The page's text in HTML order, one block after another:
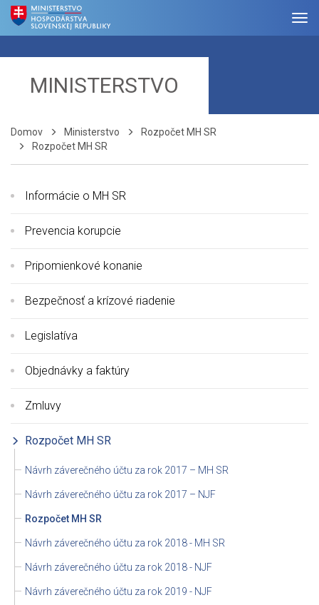
MINISTERSTVO
Domov Ministerstvo
Rozpočet MH SR
Rozpočet MH SR
Informácie o MH SR
Prevencia korupcie
Pripomienkové konanie
Bezpečnosť a krízové riadenie
Legislatíva
Objednávky a faktúry
Zmluvy
Rozpočet MH SR
Návrh záverečného účtu za rok 2017 – MH SR
Návrh záverečného účtu za rok 2017 – NJF
Rozpočet MH SR
Návrh záverečného účtu za rok 2018 - MH SR
Návrh záverečného účtu za rok 2018 - NJF
Návrh záverečného účtu za rok 2019 - NJF